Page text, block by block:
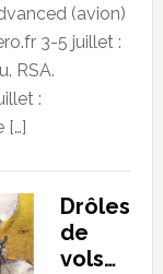
(avion)
3-5 juillet :
RSA.
:
[…]
Drôles
de
vols…